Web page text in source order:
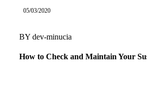
05/03/2020
BY dev-minucia
How to Check and Maintain Your